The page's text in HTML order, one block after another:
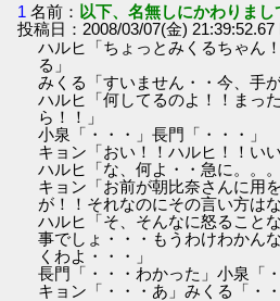
1 名前： 以下、名無しにかわりまし
投稿日：2008/03/07(金)
ハルヒ「ちょっとみくるちゃん
る」
みくる「すいません・・今、手
ハルヒ「何してるのよ！！まっ
ら！！」
小泉「・・・」長門「・・・」
キョン「おい！！ハルヒ！！い
ハルヒ「な、何よ・・急に。。。
キョン「お前が朝比奈さんに用
が！！それなのにその言い方はな
ハルヒ「そ、そんなに怒ること
事でしょ・・・もうわけわかん
くわよ・・・」
長門「・・・わかった」小泉「
キョン「・・・あ」みくる「・・